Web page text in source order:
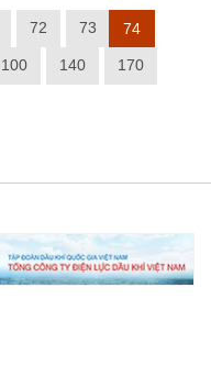
72 73 74
100 140 170